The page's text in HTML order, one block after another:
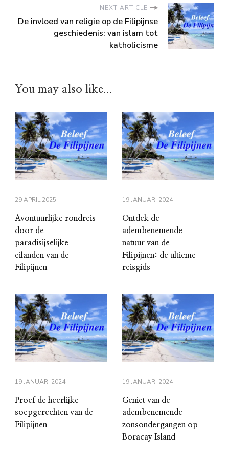
NEXT ARTICLE
De invloed van religie op de Filipijnse
geschiedenis: van islam tot
katholicisme
You may also like...
29 APRIL 2025
Avontuurlijke rondreis
door de
paradisijselijke
eilanden van de
Filipijnen
19 JANUARI 2024
Ontdek de
adembenemende
natuur van de
Filipijnen: de ultieme
reisgids
19 JANUARI 2024
Proef de heerlijke
soepgerechten van de
Filipijnen
19 JANUARI 2024
Geniet van de
adembenemende
zonsondergangen op
Boracay Island